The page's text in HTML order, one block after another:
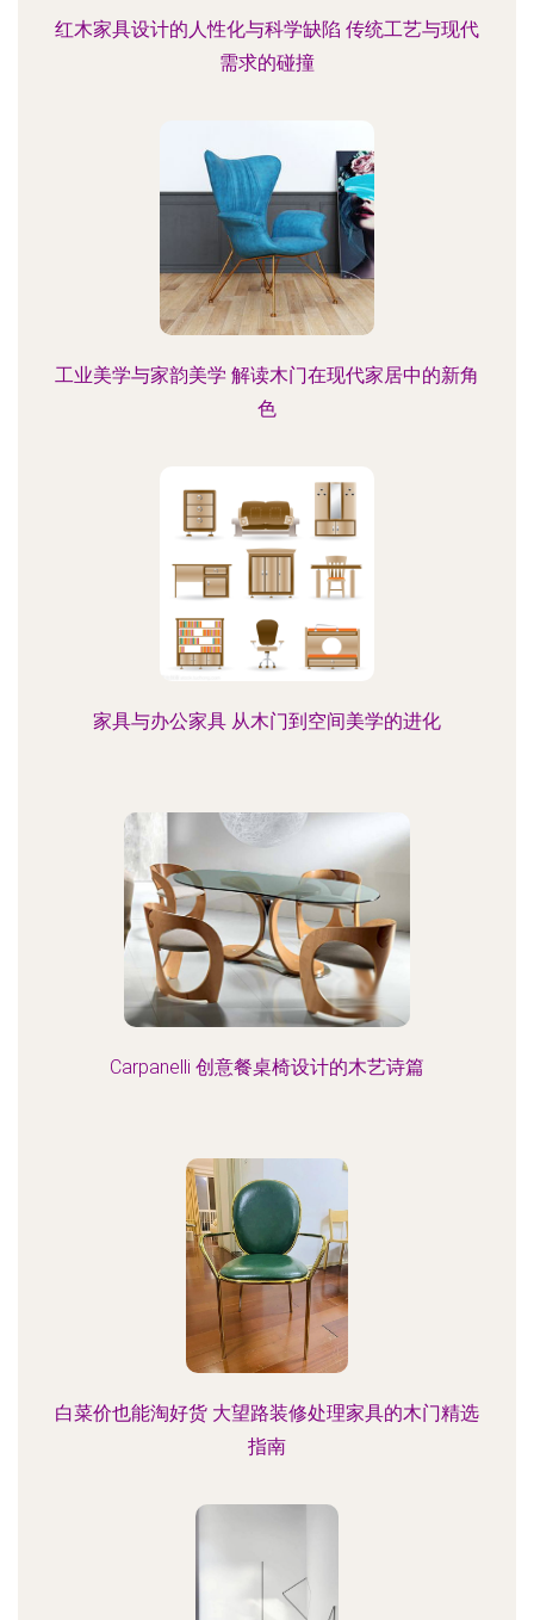
红木家具设计的人性化与科学缺陷 传统工艺与现代
需求的碰撞
工业美学与家韵美学 解读木门在现代家居中的新角
色
家具与办公家具 从木门到空间美学的进化
Carpanelli 创意餐桌椅设计的木艺诗篇
白菜价也能淘好货 大望路装修处理家具的木门精选
指南